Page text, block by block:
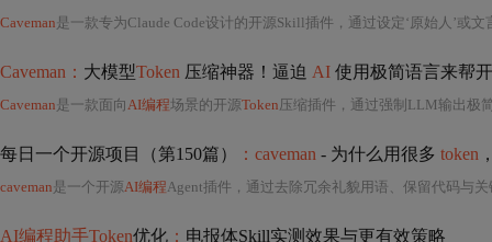
Caveman是一款专为Claude Code设计的开源Skill插件，通过设定‘原始人’或文言文
Caveman： 大模型Token 压缩神器！逼迫 AI 使用极简语言来帮
Caveman是一款面向AI编程场景的开源Token压缩插件，通过强制LLM输出极简
每日一个开源项目（第150篇） ：caveman - 为什么用很多 token
caveman是一个开源AI编程Agent插件，通过去除冗余礼貌用语、保留代码与
AI编程助手Token优化 ： 电报体Skill实测效果与更有效策略